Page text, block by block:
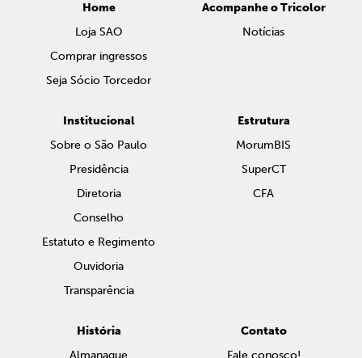
Home
Loja SAO
Comprar ingressos
Seja Sócio Torcedor
Acompanhe o Tricolor
Notícias
Institucional
Sobre o São Paulo
Presidência
Diretoria
Conselho
Estatuto e Regimento
Ouvidoria
Transparência
Estrutura
MorumBIS
SuperCT
CFA
História
Almanaque
Contato
Fale conosco!